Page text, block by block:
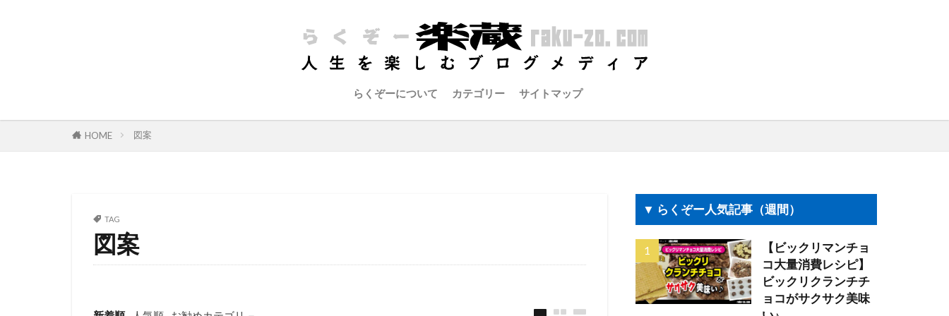
らくぞーについて カテゴリー サイトマップ
HOME 図案
TAG
図案
▼ らくぞー人気記事（週間）
【ビックリマンチョ
コ大量消費レシピ】
ビックリクランチチ
ョコがサクサク美味